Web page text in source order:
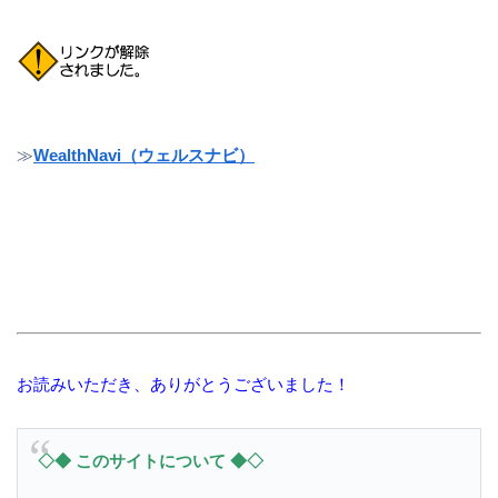
≫WealthNavi（ウェルスナビ）
お読みいただき、ありがとうございました！
◇◆ このサイトについて ◆◇